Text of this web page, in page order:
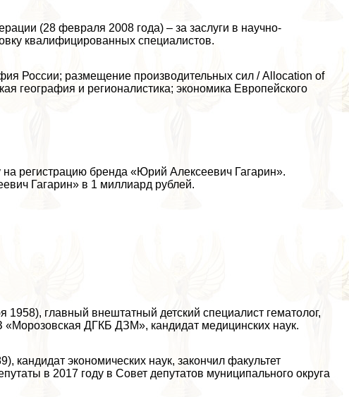
(28 февраля 2008 года) – за заслуги в научно-
квалифицированных специалистов.
России; размещение производительных сил / Аllocation of
география и регионалистика; экономика Европейского
на регистрацию бренда «Юрий Алексеевич Гагарин».
Гагарин» в 1 миллиард рублей.
главный внештатный детский специалист гематолог,
ДГКБ ДЗМ», кандидат медицинских наук.
кандидат экономических наук, закончил факультет
в 2017 году в Совет депутатов муниципального округа